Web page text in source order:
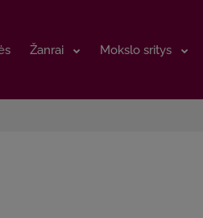
Žanrai Mokslo sritys
Žanrai Mokslo sritys